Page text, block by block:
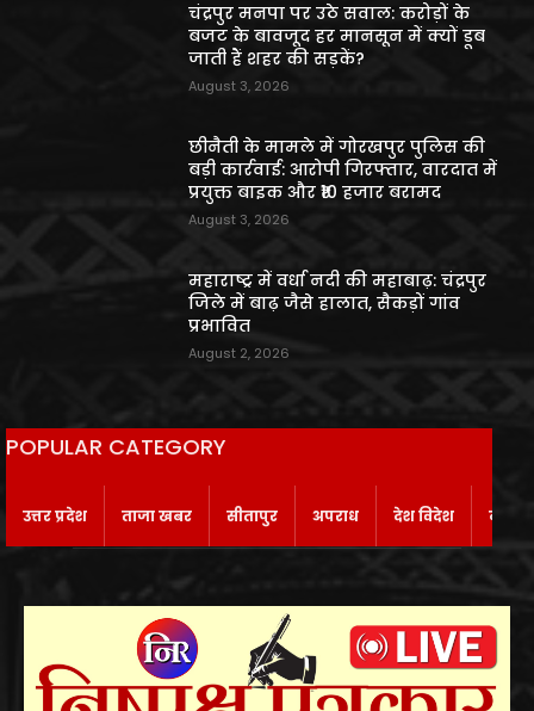
चंद्रपुर मनपा पर उठे सवाल: करोड़ों के
बजट के बावजूद हर मानसून में क्यों डूब
जाती हैं शहर की सड़कें?
August 3, 2026
छीनैती के मामले में गोरखपुर पुलिस की
बड़ी कार्रवाई: आरोपी गिरफ्तार, वारदात में
प्रयुक्त बाइक और ₹10 हजार बरामद
August 3, 2026
महाराष्ट्र में वर्धा नदी की महाबाढ़: चंद्रपुर
जिले में बाढ़ जैसे हालात, सैकड़ों गांव
प्रभावित
August 2, 2026
POPULAR CATEGORY
उत्तर प्रदेश ताजा खबर सीतापुर अपराध देश विदेश